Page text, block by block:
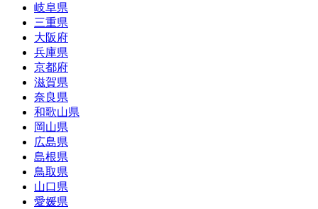
岐阜県
三重県
大阪府
兵庫県
京都府
滋賀県
奈良県
和歌山県
岡山県
広島県
島根県
鳥取県
山口県
愛媛県